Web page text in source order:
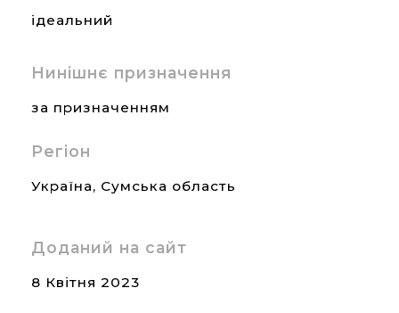
ідеальний
Нинішнє призначення
за призначенням
Регіон
Україна, Сумська область
Доданий на сайт
8 Квітня 2023